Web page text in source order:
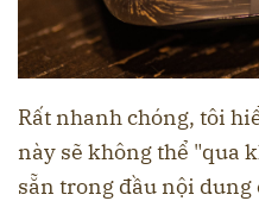
Rất nhanh chóng, tôi
này sẽ không thể "qua
sẵn trong đầu nội